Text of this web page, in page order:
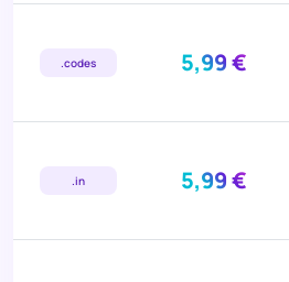
.codes 5,99 €
.in 5,99 €